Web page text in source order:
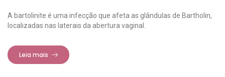
A bartolinite é uma infecção que afeta as glândulas de Bartholin,
localizadas nas laterais da abertura vaginal.
Leia mais